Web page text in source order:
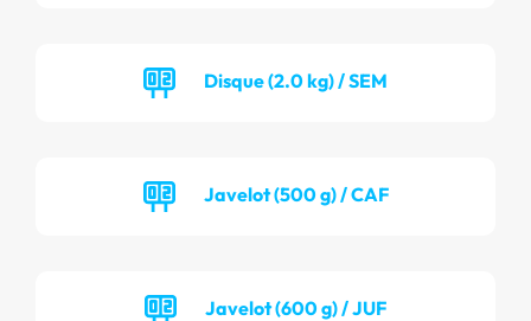
Disque (2.0 kg) / SEM
Javelot (500 g) / CAF
Javelot (600 g) / JUF